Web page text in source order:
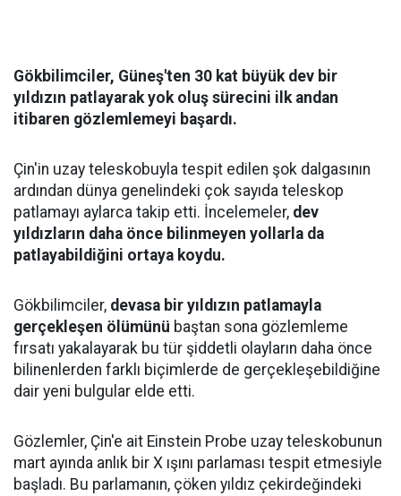
Gökbilimciler, Güneş'ten 30 kat büyük dev bir
yıldızın patlayarak yok oluş sürecini ilk andan
itibaren gözlemlemeyi başardı.
Çin'in uzay teleskobuyla tespit edilen şok dalgasının
ardından dünya genelindeki çok sayıda teleskop
patlamayı aylarca takip etti. İncelemeler, dev
yıldızların daha önce bilinmeyen yollarla da
patlayabildiğini ortaya koydu.
Gökbilimciler, devasa bir yıldızın patlamayla
gerçekleşen ölümünü baştan sona gözlemleme
fırsatı yakalayarak bu tür şiddetli olayların daha önce
bilinenlerden farklı biçimlerde de gerçekleşebildiğine
dair yeni bulgular elde etti.
Gözlemler, Çin'e ait Einstein Probe uzay teleskobunun
mart ayında anlık bir X ışını parlaması tespit etmesiyle
başladı. Bu parlamanın, çöken yıldız çekirdeğindeki